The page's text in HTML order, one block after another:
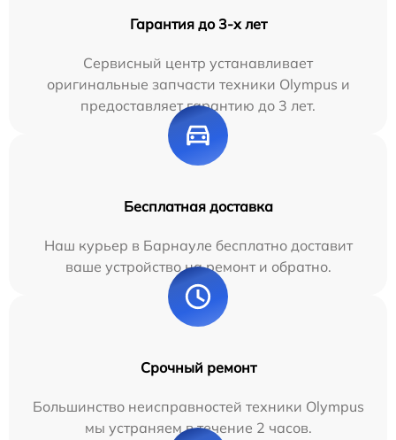
Гарантия до 3-х лет
Сервисный центр устанавливает
оригинальные запчасти техники Olympus и
предоставляет гарантию до 3 лет.
Бесплатная доставка
Наш курьер в Барнауле бесплатно доставит
ваше устройство на ремонт и обратно.
Срочный ремонт
Большинство неисправностей техники Olympus
мы устраняем в течение 2 часов.